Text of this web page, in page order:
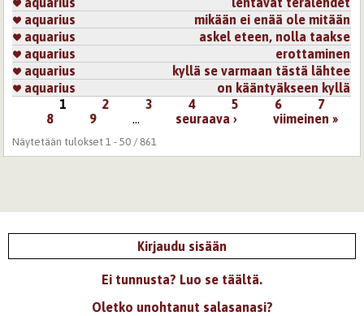
aquarius
mikään ei enää ole mitään
aquarius
askel eteen, nolla taakse
aquarius
erottaminen
aquarius
kyllä se varmaan tästä lähtee
aquarius
on kääntyäkseen kyllä
1 2 3 4 5 6
7
8
9 … seuraava › viimeinen »
Näytetään tulokset 1 - 50 / 861
Kirjaudu sisään
Ei tunnusta? Luo se täältä.
Oletko unohtanut salasanasi?